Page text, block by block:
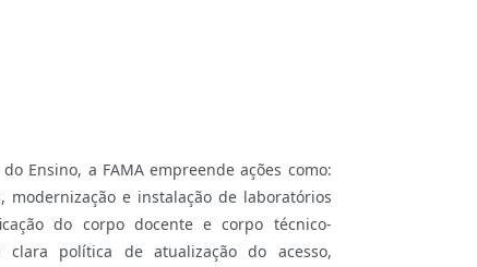
Ensino, a FAMA empreende ações como:
modernização e instalação de laboratórios
do corpo docente e corpo técnico-
clara política de atualização do acesso,